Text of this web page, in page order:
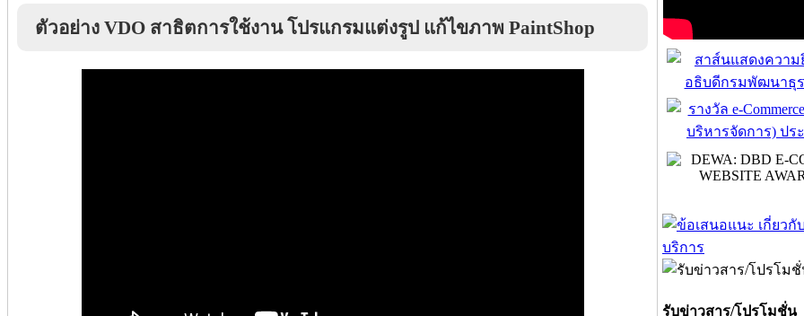
ตัวอย่าง VDO สาธิตการใช้งาน โปรแกรมแต่งรูป แก้ไขภาพ PaintShop
รับข่าวสาร/โปรโมชั่น